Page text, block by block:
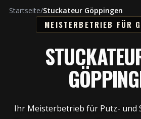
Startseite/Stuckateur Göppingen
MEISTERBETRIEB FÜR
Ihr Meisterbetrieb für Putz- und